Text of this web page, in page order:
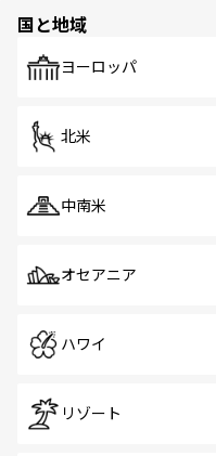
国と地域
ヨーロッパ
北米
中南米
オセアニア
ハワイ
リゾート